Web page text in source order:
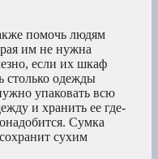
помочь людям
им не нужна
если их шкаф
столько одежды
упаковать всю
и хранить ее где-
Сумка
сухим